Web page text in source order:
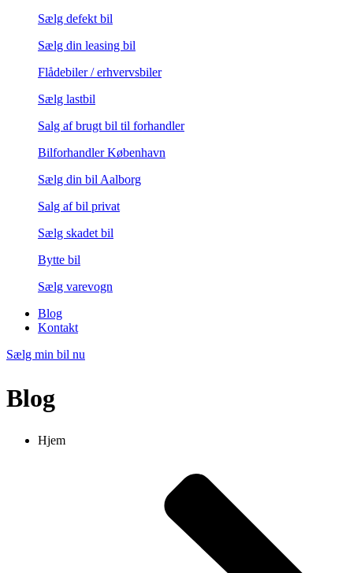
Sælg defekt bil
Sælg din leasing bil
Flådebiler / erhvervsbiler
Sælg lastbil
Salg af brugt bil til forhandler
Bilforhandler København
Sælg din bil Aalborg
Salg af bil privat
Sælg skadet bil
Bytte bil
Sælg varevogn
Blog
Kontakt
Sælg min bil nu
Blog
Hjem